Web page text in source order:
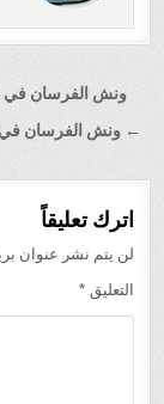
تصفّح
المقالات
ونش الفرسان في المعادي 24 ساعة | إنقاذ
← ونش الفرسان في القاهرة 24 ساعة | أسرع خدمة
اترك تعليقاً
لن يتم نشر عنوان
التعليق *